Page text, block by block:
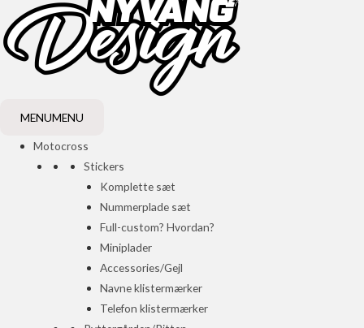
MENUMENU
Motocross
Stickers
Komplette sæt
Nummerplade sæt
Full-custom? Hvordan?
Miniplader
Accessories/Gejl
Navne klistermærker
Telefon klistermærker